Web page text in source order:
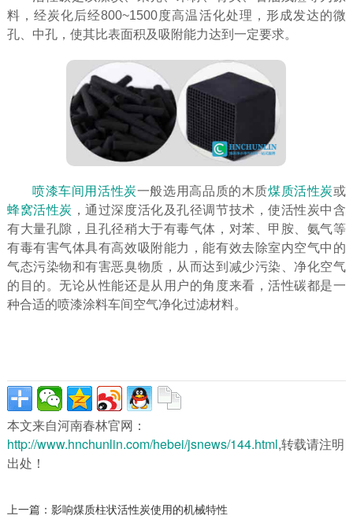
料，经炭化后经800~1500度高温活化处理，形成发达的微
孔、中孔，使其比表面积及吸附能力达到一定要求。
喷漆车间用活性炭一般选用高品质的木质煤质活性炭或
蜂窝活性炭 ，通过深度活化及孔径调节技术，使活性炭中含
有大量孔隙，且孔径稍大于有毒气体，对苯、甲胺、氨气等
有毒有害气体具有高效吸附能力，能有效去除室内空气中的
气态污染物和有害恶臭物质，从而达到减少污染、净化空气
的目的。无论从性能还是从用户的角度来看，活性碳都是一
种合适的喷漆涂料车间空气净化过滤材料。
本文来自河南春林官网：
http://www.hnchunlin.com/hebei/jsnews/144.html,转载请注明
出处！
上一篇： 影响煤质柱状活性炭使用的机械特性